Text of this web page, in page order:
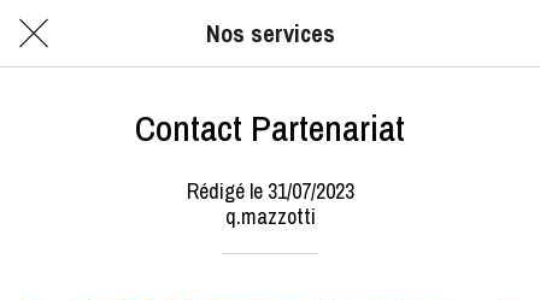
Nos services
Contact Partenariat
Rédigé le 31/07/2023
q.mazzotti